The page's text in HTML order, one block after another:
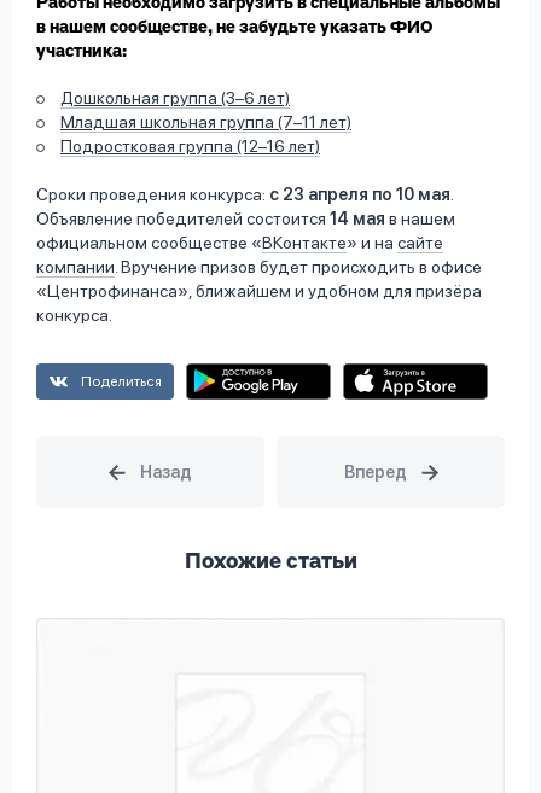
в нашем сообществе, не забудьте указать ФИО
участника:
Дошкольная группа (3–6 лет)
Младшая школьная группа (7–11 лет)
Подростковая группа (12–16 лет)
Сроки проведения конкурса: с 23 апреля по 10 мая
Объявление победителей состоится 14 мая в нашем
официальном сообществе «ВКонтакте» и на сайте
компании . Вручение призов будет происходить в офисе
«Центрофинанса», ближайшем и удобном для призёра
конкурса.
Поделиться
Похожие статьи